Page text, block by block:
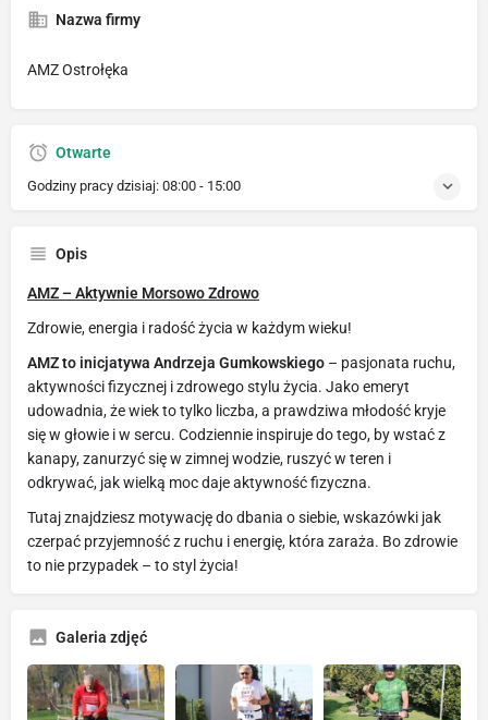
Nazwa firmy
AMZ Ostrołęka
Otwarte
Godziny pracy dzisiaj: 08:00 - 15:00
Opis
AMZ – Aktywnie Morsowo Zdrowo
Zdrowie, energia i radość życia w każdym wieku!
AMZ to inicjatywa Andrzeja Gumkowskiego – pasjonata ruchu,
aktywności fizycznej i zdrowego stylu życia. Jako emeryt
udowadnia, że wiek to tylko liczba, a prawdziwa młodość kryje
się w głowie i w sercu. Codziennie inspiruje do tego, by wstać z
kanapy, zanurzyć się w zimnej wodzie, ruszyć w teren i
odkrywać, jak wielką moc daje aktywność fizyczna.
Tutaj znajdziesz motywację do dbania o siebie, wskazówki jak
czerpać przyjemność z ruchu i energię, która zaraża. Bo zdrowie
to nie przypadek – to styl życia!
Galeria zdjęć